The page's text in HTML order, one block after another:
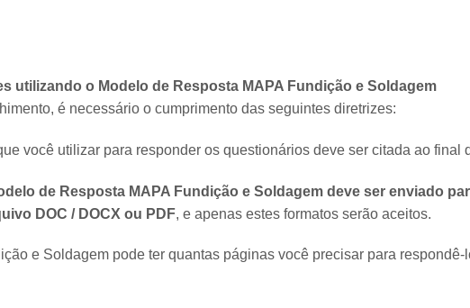
utilizando o Modelo de Resposta MAPA Fundição e Soldagem
é necessário o cumprimento das seguintes diretrizes:
você utilizar para responder os questionários deve ser citada ao final
de Resposta MAPA Fundição e Soldagem deve ser enviado
DOC / DOCX ou PDF, e apenas estes formatos serão aceitos.
e Soldagem pode ter quantas páginas você precisar para respondê-